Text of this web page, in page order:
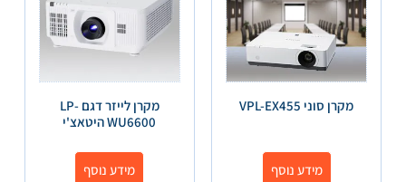
מקרן סוני VPL-EX455
מידע נוסף
מקרן לייזר דגם LP-
WU6600 היטאצ'י
מידע נוסף